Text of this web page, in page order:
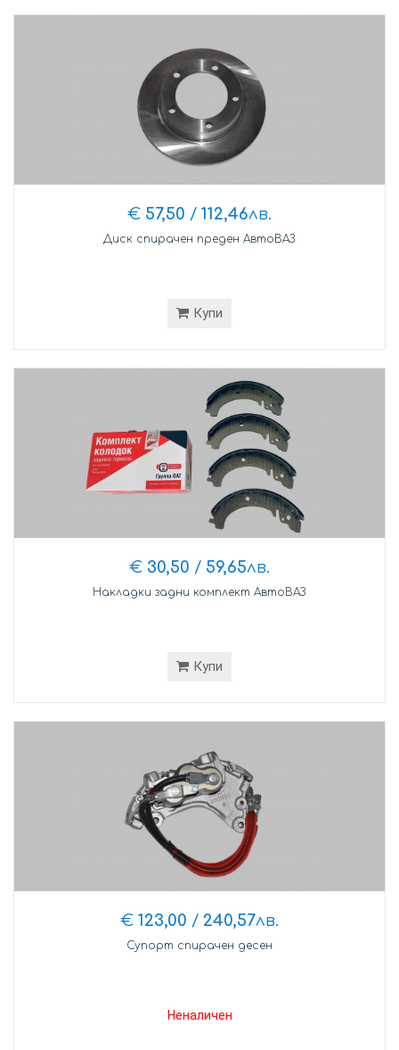
€ 57,50 / 112,46лв.
Диск спирачен преден АвтоВАЗ
Купи
€ 30,50 / 59,65лв.
Накладки задни комплект АвтоВАЗ
Купи
€ 123,00 / 240,57лв.
Супорт спирачен десен
Неналичен